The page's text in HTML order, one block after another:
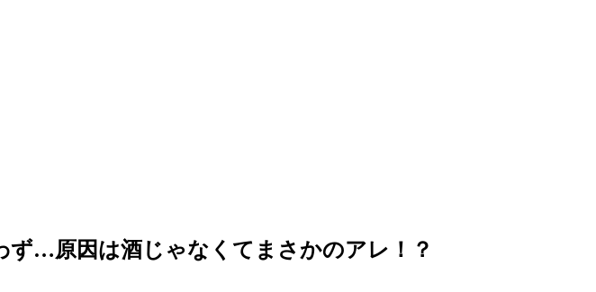
ず…原因は酒じゃなくてまさかのアレ！？